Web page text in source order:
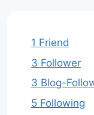
1 Friend
3 Follower
3 Blog-
5 Following